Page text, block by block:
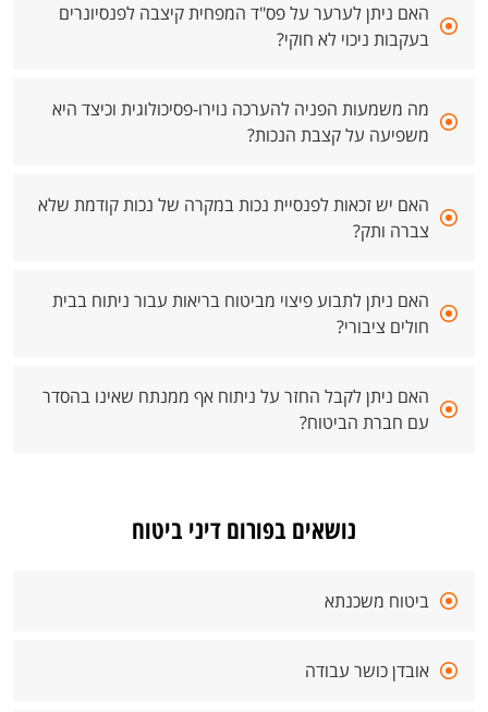
האם ניתן לערער על פס"ד המפחית קיצבה לפנסיונרים
בעקבות ניכוי לא חוקי?
מה משמעות הפניה להערכה נוירו-פסיכולוגית וכיצד היא
משפיעה על קצבת הנכות?
האם יש זכאות לפנסיית נכות במקרה של נכות קודמת שלא
צברה ותק?
האם ניתן לתבוע פיצוי מביטוח בריאות עבור ניתוח בבית
חולים ציבורי?
האם ניתן לקבל החזר על ניתוח אף ממנתח שאינו בהסדר
עם חברת הביטוח?
נושאים בפורום דיני ביטוח
ביטוח משכנתא
אובדן כושר עבודה